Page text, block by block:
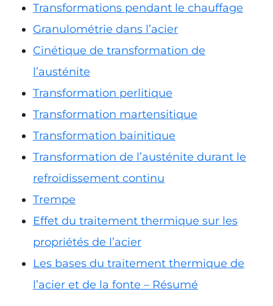
Transformations pendant le chauffage
Granulométrie dans l’acier
Cinétique de transformation de
l’austénite
Transformation perlitique
Transformation martensitique
Transformation bainitique
Transformation de l’austénite durant le
refroidissement continu
Trempe
Effet du traitement thermique sur les
propriétés de l’acier
Les bases du traitement thermique de
l’acier et de la fonte – Résumé